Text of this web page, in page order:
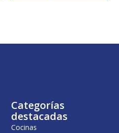
g
a
:
1
u
,
0
Categorías
destacadas
Cocinas